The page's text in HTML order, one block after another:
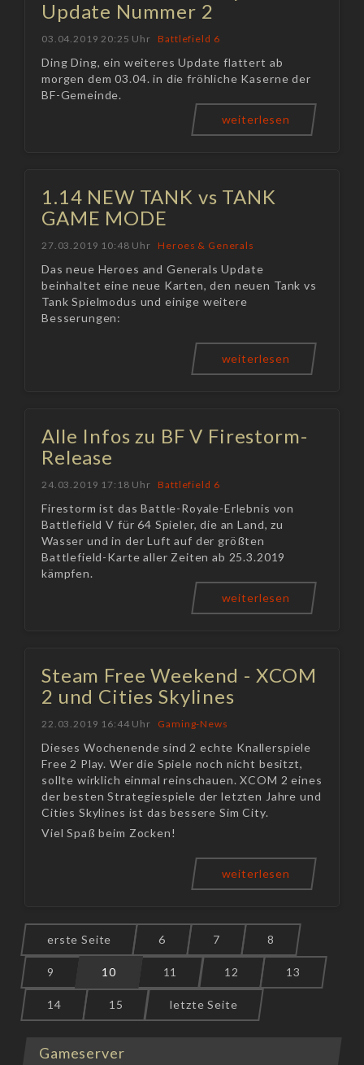
Update Nummer 2
03.04.2019 20:25 Uhr Battlefield 6
Ding Ding, ein weiteres Update flattert ab
morgen dem 03.04. in die fröhliche Kaserne der
BF-Gemeinde.
weiterlesen
1.14 NEW TANK vs TANK
GAME MODE
27.03.2019 10:48 Uhr Heroes & Generals
Das neue Heroes and Generals Update
beinhaltet eine neue Karten, den neuen Tank vs
Tank Spielmodus und einige weitere
Besserungen:
weiterlesen
Alle Infos zu BF V Firestorm-
Release
24.03.2019 17:18 Uhr Battlefield 6
Firestorm ist das Battle-Royale-Erlebnis von
Battlefield V für 64 Spieler, die an Land, zu
Wasser und in der Luft auf der größten
Battlefield-Karte aller Zeiten ab 25.3.2019
kämpfen.
weiterlesen
Steam Free Weekend - XCOM
2 und Cities Skylines
22.03.2019 16:44 Uhr Gaming-News
Dieses Wochenende sind 2 echte Knallerspiele
Free 2 Play. Wer die Spiele noch nicht besitzt,
sollte wirklich einmal reinschauen. XCOM 2 eines
der besten Strategiespiele der letzten Jahre und
Cities Skylines ist das bessere Sim City.
Viel Spaß beim Zocken!
weiterlesen
erste Seite 6 7 8
9 10 11 12 13
14 15 letzte Seite
Gameserver